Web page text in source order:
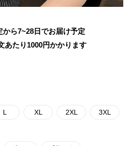
から7~28日でお届け予定
あたり 1000円かかります
L XL 2XL 3XL